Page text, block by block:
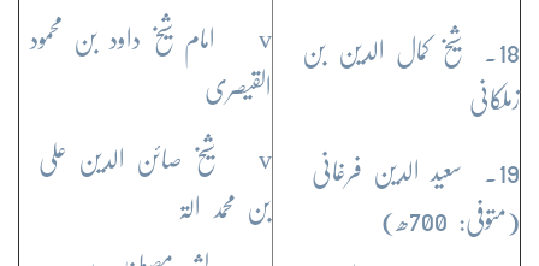
18. شیخ کمال الدین بن
زملکانی
19. سعید الدین فرغانی
(متوفی: 700ھ)
v امام شیخ داود بن محمود
القیصری
v شیخ صائن الدین علی
بن محمد الۃ